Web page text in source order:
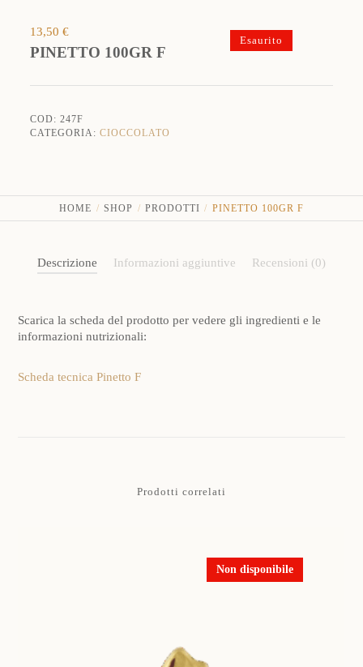
13,50€
PINETTO 100GR F
Esaurito
COD: 247F
CATEGORIA: CIOCCOLATO
HOME SHOP PRODOTTI PINETTO 100GR F
Descrizione Informazioni aggiuntive Recensioni (0)
Scarica la scheda del prodotto per vedere gli ingredienti e le
informazioni nutrizionali:
Scheda tecnica Pinetto F
Prodotti correlati
Non disponibile